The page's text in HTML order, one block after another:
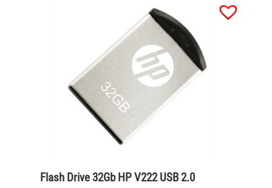
Flash Drive 32Gb HP V222 USB 2.0